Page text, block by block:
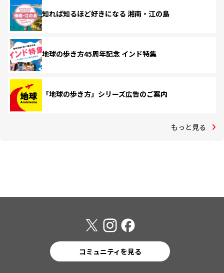
知れば知るほど好きになる 湘南・江の島
地球の歩き方45周年記念 インド特集
「地球の歩き方」シリーズ広告のご案内
もっと見る
コミュニティを見る